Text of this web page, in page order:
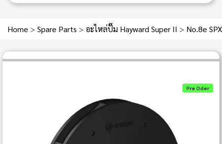
Home > Spare Parts > อะไหล่ปั๊ม Hayward Super II > No.8e
Pre Oder